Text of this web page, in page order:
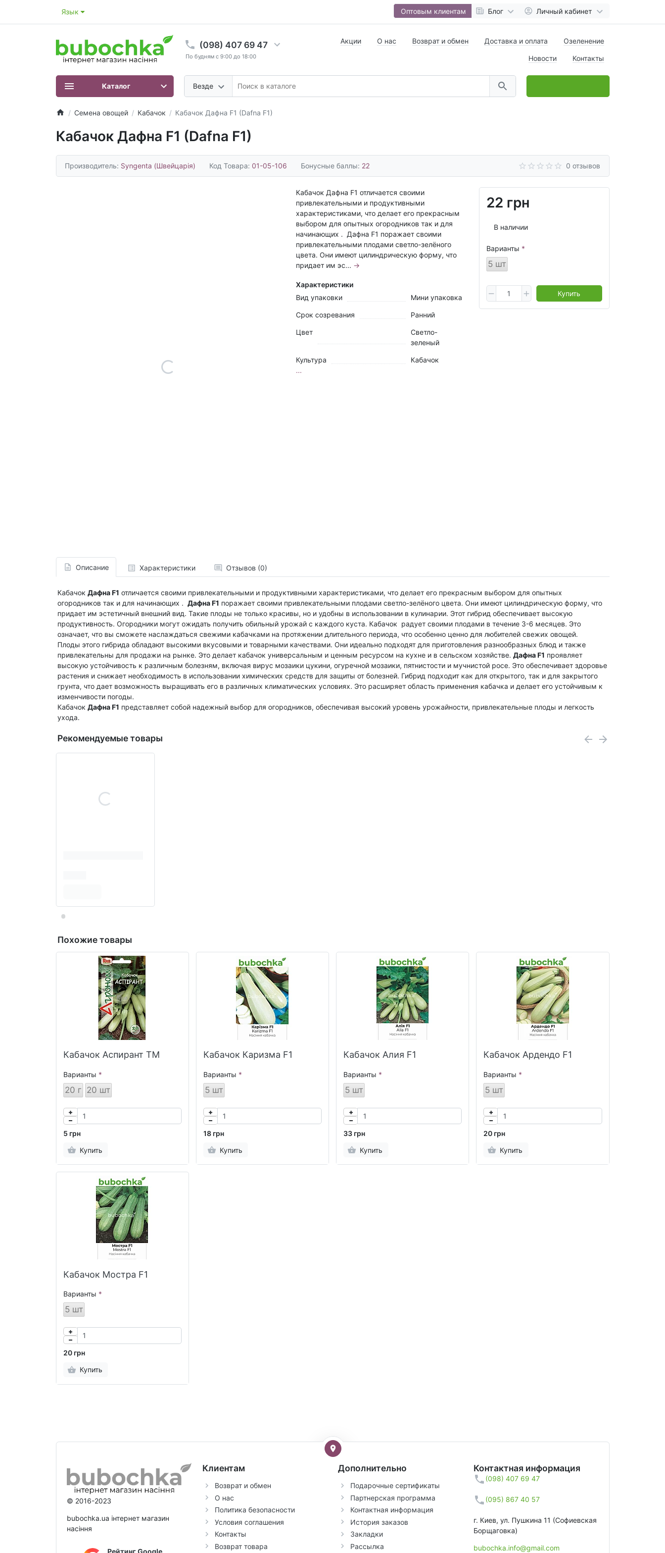
Язык Оптовым клиентам Блог Личный кабинет
(098) 407 69 47
По будням с 9:00 до 18:00
Везде
Акции О нас Возврат и обмен Доставка и оплата Озеленение
Новости Контакты
Каталог
Семена овощей Кабачок Кабачок Дафна F1 (Dafna F1)
Кабачок Дафна F1 (Dafna F1)
Производитель: Syngenta (Швейцарія) Код Товара: 01-05-106 Бонусные баллы: 22 0 отзывов
22 грн
В наличии
Варианты
5 шт
Купить
Кабачок Дафна F1 отличается своими
привлекательными и продуктивными
характеристиками, что делает его прекрасным
выбором для опытных огородников так и для
начинающих . Дафна F1 поражает своими
привлекательными плодами светло-зелёного
цвета. Они имеют цилиндрическую форму, что
придает им эс... →
Характеристики
Вид упаковки
Мини упаковка
Срок созревания Ранний
Цвет
Светло-
зеленый
Культура
Кабачок
...
Описание Характеристики Отзывов (0)
Кабачок Дафна F1 отличается своими привлекательными и продуктивными характеристиками, что делает его прекрасным выбором для опытных
огородников так и для начинающих . Дафна F1 поражает своими привлекательными плодами светло-зелёного цвета. Они имеют цилиндрическую форму, что
придает им эстетичный внешний вид. Такие плоды не только красивы, но и удобны в использовании в кулинарии. Этот гибрид обеспечивает высокую
продуктивность. Огородники могут ожидать получить обильный урожай с каждого куста. Кабачок радует своими плодами в течение 3-6 месяцев. Это
означает, что вы сможете наслаждаться свежими кабачками на протяжении длительного периода, что особенно ценно для любителей свежих овощей.
Плоды этого гибрида обладают высокими вкусовыми и товарными качествами. Они идеально подходят для приготовления разнообразных блюд и также
привлекательны для продажи на рынке. Это делает кабачок универсальным и ценным ресурсом на кухне и в сельском хозяйстве. Дафна F1 проявляет
высокую устойчивость к различным болезням, включая вирус мозаики цукини, огуречной мозаики, пятнистости и мучнистой росе. Это обеспечивает здоровье
растения и снижает необходимость в использовании химических средств для защиты от болезней. Гибрид подходит как для открытого, так и для закрытого
грунта, что дает возможность выращивать его в различных климатических условиях. Это расширяет область применения кабачка и делает его устойчивым к
изменчивости погоды.
Кабачок Дафна F1 представляет собой надежный выбор для огородников, обеспечивая высокий уровень урожайности, привлекательные плоды и легкость
ухода.
Рекомендуемые товары
Похожие товары
Кабачок Аспирант ТМ
Варианты
20 г 20 шт
5 грн
Купить
Кабачок Каризма F1
Варианты
5 шт
18 грн
Купить
Кабачок Алия F1
Варианты
5 шт
33 грн
Купить
Кабачок Ардендо F1
Варианты
5 шт
20 грн
Купить
Кабачок Мостра F1
Варианты
5 шт
20 грн
Купить
© 2016-2023
bubochka.ua інтернет магазин
насіння
Рейтинг Google
Клиентам
Возврат и обмен
О нас
Политика безопасности
Условия соглашения
Контакты
Возврат товара
Дополнительно
Подарочные сертификаты
Партнерская программа
Контактная информация
История заказов
Закладки
Рассылка
Контактная информация
(098) 407 69 47
(095) 867 40 57
г. Киев, ул. Пушкина 11 (Софиевская
Борщаговка)
bubochka.info@gmail.com